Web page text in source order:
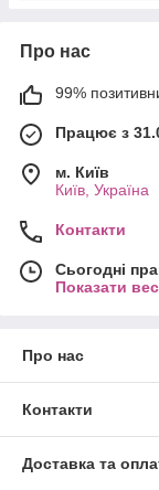
Про нас
99%
Працює з
м. Київ
Київ, Україна
Контакти
Сьогодні
Показати
Про нас
Контакти
Доставка та